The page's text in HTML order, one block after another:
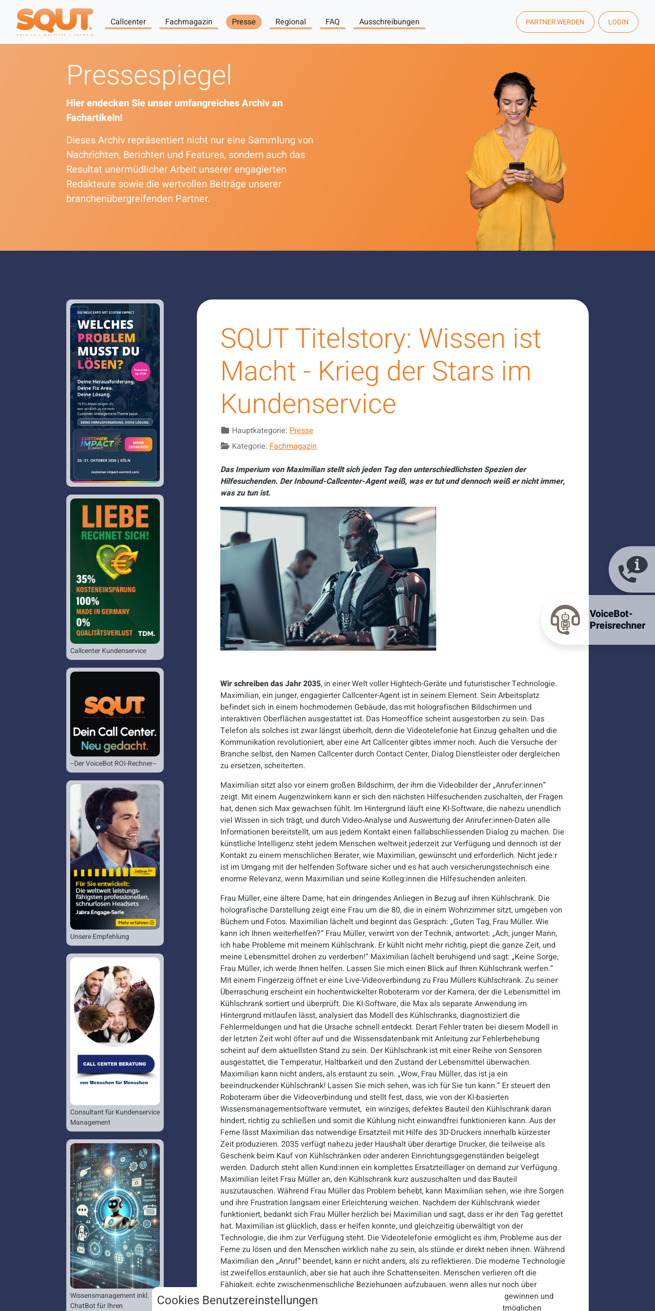
Callcenter Fachmagazin Presse Regional FAQ Ausschreibungen PARTNER WERDEN LOGIN
Pressespiegel
Hier endecken Sie unser umfangreiches Archiv an
Fachartikeln!
Dieses Archiv repräsentiert nicht nur eine Sammlung von
Nachrichten, Berichten und Features, sondern auch das
Resultat unermüdlicher Arbeit unserer engagierten
Redakteure sowie die wertvollen Beiträge unserer
branchenübergreifenden Partner.
SQUT Titelstory: Wissen ist
Macht - Krieg der Stars im
Kundenservice
DetailsHauptkategorie: Presse
Kategorie: Fachmagazin
Das Imperium von Maximilian stellt sich jeden Tag den unterschiedlichsten Spezien der
Hilfesuchenden. Der Inbound-Callcenter-Agent weiß, was er tut und dennoch weiß er nicht immer,
was zu tun ist.
Wir schreiben das Jahr 2035, in einer Welt voller Hightech-Geräte und futuristischer Technologie.
Maximilian, ein junger, engagierter Callcenter-Agent ist in seinem Element. Sein Arbeitsplatz
befindet sich in einem hochmodernen Gebäude, das mit holografischen Bildschirmen und
interaktiven Oberflächen ausgestattet ist. Das Homeoffice scheint ausgestorben zu sein. Das
Telefon als solches ist zwar längst überholt, denn die Videotelefonie hat Einzug gehalten und die
Kommunikation revolutioniert, aber eine Art Callcenter gibtes immer noch. Auch die Versuche der
Branche selbst, den Namen Callcenter durch Contact Center, Dialog Dienstleister oder dergleichen
zu ersetzen, scheiterten.
Maximilian sitzt also vor einem großen Bildschirm, der ihm die Videobilder der „Anrufer:innen“
zeigt. Mit einem Augenzwinkern kann er sich den nächsten Hilfesuchenden zuschalten, der Fragen
hat, denen sich Max gewachsen fühlt. Im Hintergrund läuft eine KI-Software, die nahezu unendlich
viel Wissen in sich trägt, und durch Video-Analyse und Auswertung der Anrufer:innen-Daten alle
Informationen bereitstellt, um aus jedem Kontakt einen fallabschliessenden Dialog zu machen. Die
künstliche Intelligenz steht jedem Menschen weltweit jederzeit zur Verfügung und dennoch ist der
Kontakt zu einem menschlichen Berater, wie Maximilian, gewünscht und erforderlich. Nicht jede:r
ist im Umgang mit der helfenden Software sicher und es hat auch versicherungstechnisch eine
enorme Relevanz, wenn Maximilian und seine Kolleg:innen die Hilfesuchenden anleiten.
Frau Müller, eine ältere Dame, hat ein dringendes Anliegen in Bezug auf ihren Kühlschrank. Die
holografische Darstellung zeigt eine Frau um die 80, die in einem Wohnzimmer sitzt, umgeben von
Büchern und Fotos. Maximilian lächelt und beginnt das Gespräch: „Guten Tag, Frau Müller. Wie
kann ich Ihnen weiterhelfen?“ Frau Müller, verwirrt von der Technik, antwortet: „Ach, junger Mann,
ich habe Probleme mit meinem Kühlschrank. Er kühlt nicht mehr richtig, piept die ganze Zeit, und
meine Lebensmittel drohen zu verderben!“ Maximilian lächelt beruhigend und sagt: „Keine Sorge,
Frau Müller, ich werde Ihnen helfen. Lassen Sie mich einen Blick auf Ihren Kühlschrank werfen.“
Mit einem Fingerzeig öffnet er eine Live-Videoverbindung zu Frau Müllers Kühlschrank. Zu seiner
Überraschung erscheint ein hochentwickelter Roboterarm vor der Kamera, der die Lebensmittel im
Kühlschrank sortiert und überprüft. Die KI-Software, die Max als separate Anwendung im
Hintergrund mitlaufen lässt, analysiert das Modell des Kühlschranks, diagnostiziert die
Fehlermeldungen und hat die Ursache schnell entdeckt. Derart Fehler traten bei diesem Modell in
der letzten Zeit wohl öfter auf und die Wissensdatenbank mit Anleitung zur Fehlerbehebung
scheint auf dem aktuellsten Stand zu sein. Der Kühlschrank ist mit einer Reihe von Sensoren
ausgestattet, die Temperatur, Haltbarkeit und den Zustand der Lebensmittel überwachen.
Maximilian kann nicht anders, als erstaunt zu sein. „Wow, Frau Müller, das ist ja ein
beeindruckender Kühlschrank! Lassen Sie mich sehen, was ich für Sie tun kann.“ Er steuert den
Roboterarm über die Videoverbindung und stellt fest, dass, wie von der KI-basierten
Wissensmanagementsoftware vermutet, ein winziges, defektes Bauteil den Kühlschrank daran
hindert, richtig zu schließen und somit die Kühlung nicht einwandfrei funktionieren kann. Aus der
Ferne lässt Maximilian das notwendige Ersatzteil mit Hilfe des 3D-Druckers innerhalb kürzester
Zeit produzieren. 2035 verfügt nahezu jeder Haushalt über derartige Drucker, die teilweise als
Geschenk beim Kauf von Kühlschränken oder anderen Einrichtungsgegenständen beigelegt
werden. Dadurch steht allen Kund:innen ein komplettes Ersatzteillager on demand zur Verfügung.
Maximilian leitet Frau Müller an, den Kühlschrank kurz auszuschalten und das Bauteil
auszutauschen. Während Frau Müller das Problem behebt, kann Maximilian sehen, wie ihre Sorgen
und ihre Frustration langsam einer Erleichterung weichen. Nachdem der Kühlschrank wieder
funktioniert, bedankt sich Frau Müller herzlich bei Maximilian und sagt, dass er ihr den Tag gerettet
hat. Maximilian ist glücklich, dass er helfen konnte, und gleichzeitig überwältigt von der
Technologie, die ihm zur Verfügung steht. Die Videotelefonie ermöglicht es ihm, Probleme aus der
Ferne zu lösen und den Menschen wirklich nahe zu sein, als stünde er direkt neben ihnen. Während
Maximilian den „Anruf“ beendet, kann er nicht anders, als zu reflektieren. Die moderne Technologie
ist zweifellos erstaunlich, aber sie hat auch ihre Schattenseiten. Menschen verlieren oft die
Fähigkeit, echte zwischenmenschliche Beziehungen aufzubauen, wenn alles nur noch über
Bildschirme und Avatare stattfindet.
Wird der Roboter trotzdem im Kundenservice gewinnen und
Maximilians Arbeitsplatz gefährden? Maximilian beschließt, weiterhin seinen bestmöglichen
Callcenter Kundenservice
--Der VoiceBot ROI-Rechner--
Unsere Empfehlung
Consultant für Kundenservice
Management
Wissensmanagement inkl.
ChatBot für Ihren
VoiceBot-
Preisrechner
Cookies Benutzereinstellungen